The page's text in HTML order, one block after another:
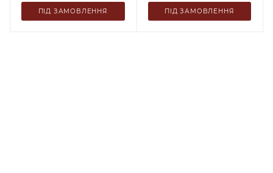
ПІД ЗАМОВЛЕННЯ ПІД ЗАМОВЛЕННЯ